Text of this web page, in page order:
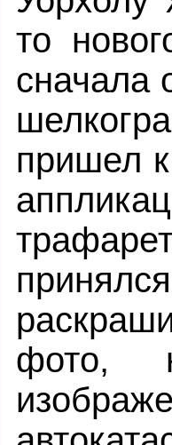
то
сначала
пришел
принялся
фото,